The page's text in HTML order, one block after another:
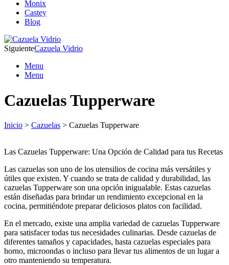
Monix
Castey
Blog
SiguienteCazuela Vidrio
Menu
Menu
Cazuelas Tupperware
Inicio > Cazuelas > Cazuelas Tupperware
Las Cazuelas Tupperware: Una Opción de Calidad para tus Recetas
Las cazuelas son uno de los utensilios de cocina más versátiles y
útiles que existen. Y cuando se trata de calidad y durabilidad, las
cazuelas Tupperware son una opción inigualable. Estas cazuelas
están diseñadas para brindar un rendimiento excepcional en la
cocina, permitiéndote preparar deliciosos platos con facilidad.
En el mercado, existe una amplia variedad de cazuelas Tupperware
para satisfacer todas tus necesidades culinarias. Desde cazuelas de
diferentes tamaños y capacidades, hasta cazuelas especiales para
horno, microondas o incluso para llevar tus alimentos de un lugar a
otro manteniendo su temperatura.